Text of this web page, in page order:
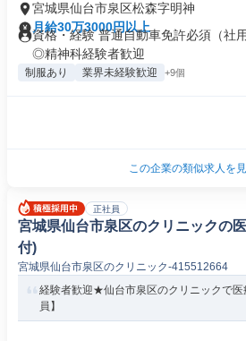
宮城県仙台市泉区松森字明神
月給30万3000円以上
資格・経験 普通自動車免許必須（社
◎精神科経験者歓迎
制服あり 業界未経験歓迎 +9個
この企業の類似求人を
正社員
宮城県仙台市泉区のクリニックの
付)
宮城県仙台市泉区のクリニック-415512664
経験者歓迎★仙台市泉区のクリニックで医
員】